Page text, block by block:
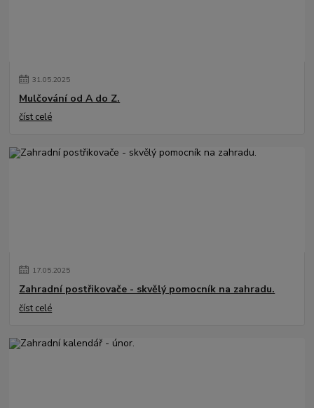
31.05.2025
Mulčování od A do Z.
číst celé
17.05.2025
Zahradní postřikovače - skvělý pomocník na zahradu.
číst celé